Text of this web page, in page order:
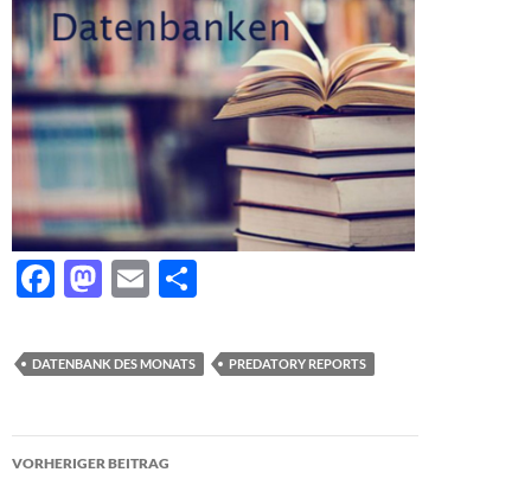
F
e
b
o
o
M
to
d
o
n
E
ail le
n
DATENBANK DES MONATS PREDATORY REPORTS
Beitragsnavigation
VORHERIGER BEITRAG